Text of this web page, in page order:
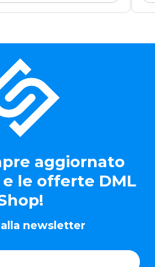
aggiornato
le offerte DML
newsletter